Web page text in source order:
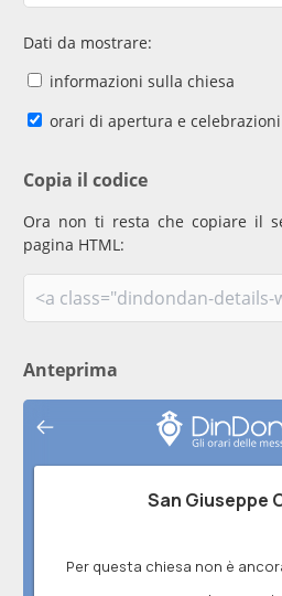
Dati da mostrare:
informazioni sulla chiesa
orari di apertura e celebrazioni
Copia il codice
Ora non ti resta che copiare il
pagina HTML:
Anteprima